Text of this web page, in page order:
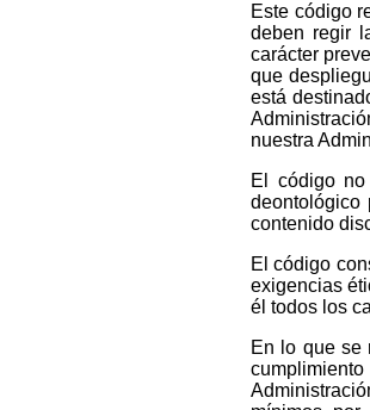
Este código
deben regir
carácter
que
está
nuestra
El código
deontológico
contenido
El código
exigencias
él todos los
En lo que se